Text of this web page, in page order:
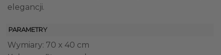
elegancji.
PARAMETRY
Wymiary: 70 x 40 cm